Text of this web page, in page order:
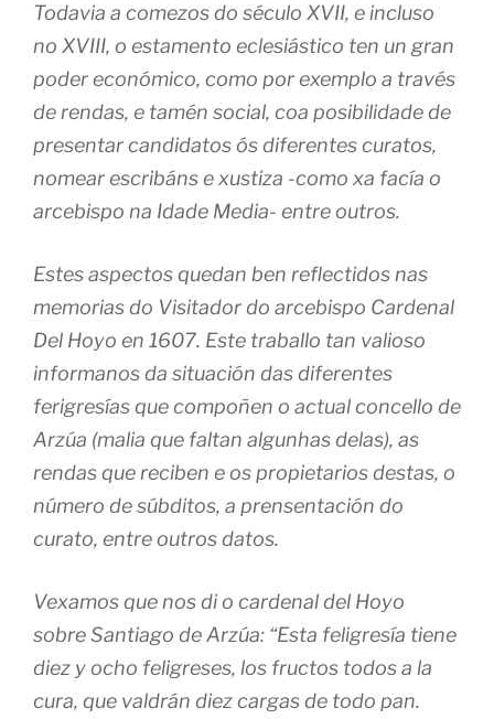
Todavia a comezos do século XVII, e incluso
no XVIII, o estamento eclesiástico ten un gran
poder económico, como por exemplo a través
de rendas, e tamén social, coa posibilidade de
presentar candidatos ós diferentes curatos,
nomear escribáns e xustiza -como xa facía o
arcebispo na Idade Media- entre outros.
Estes aspectos quedan ben reflectidos nas
memorias do Visitador do arcebispo Cardenal
Del Hoyo en 1607. Este traballo tan valioso
informanos da situación das diferentes
ferigresías que compoñen o actual concello de
Arzúa (malia que faltan algunhas delas), as
rendas que reciben e os propietarios destas, o
número de súbditos, a prensentación do
curato, entre outros datos.
Vexamos que nos di o cardenal del Hoyo
sobre Santiago de Arzúa: “Esta feligresía tiene
diez y ocho feligreses, los fructos todos a la
cura, que valdrán diez cargas de todo pan.